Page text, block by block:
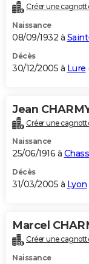
Créer une
Naissance
08/09/1932 à
Décès
30/12/2005 à Lure
Jean
Créer une
Naissance
25/06/1916 à
Décès
31/03/2005 à Lyon
Marcel
Créer une
Naissance